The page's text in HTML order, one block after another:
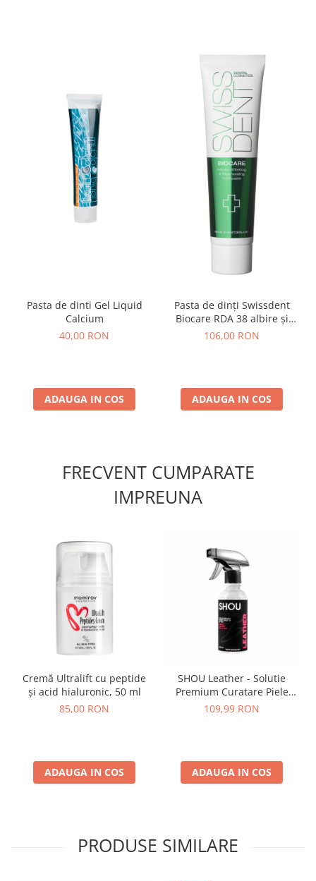
Pasta de dinti Gel Liquid
Calcium
40,00 RON
ADAUGA IN COS
Pasta de dinți Swissdent
Biocare RDA 38 albire și
regenerare naturală 100 ml
106,00 RON
ADAUGA IN COS
FRECVENT CUMPARATE
IMPREUNA
Cremă Ultralift cu peptide
și acid hialuronic, 50 ml
85,00 RON
ADAUGA IN COS
SHOU Leather - Solutie
Premium Curatare Piele
200ml
109,99 RON
ADAUGA IN COS
PRODUSE SIMILARE